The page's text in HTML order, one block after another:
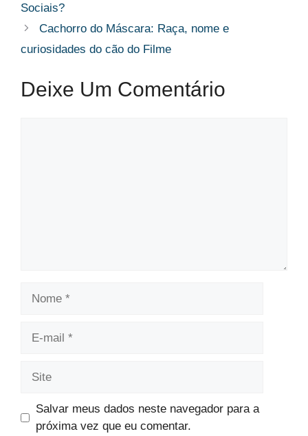
Sociais?
Cachorro do Máscara: Raça, nome e
curiosidades do cão do Filme
Deixe Um Comentário
Salvar meus dados neste navegador para a
próxima vez que eu comentar.